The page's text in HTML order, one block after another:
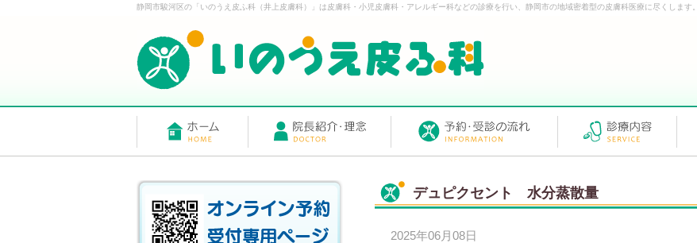
静岡市駿河区の「いのうえ皮ふ科（井上皮膚科）」は皮膚科・小児皮膚科・アレルギー科などの診療を行い、静岡市の地域密着型の皮膚科医療に尽くします。
デュピクセント 水分蒸散量
2025年06月08日